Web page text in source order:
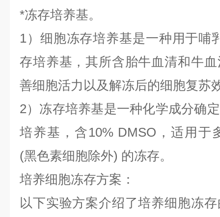
*冻存培养基。
1）细胞冻存培养基是一种用于哺
存培养基，其所含胎牛血清和牛
善细胞活力以及解冻后的细胞复苏
2）冻存培养基是一种化学成分确
培养基，含10% DMSO，适用于
(黑色素细胞除外) 的冻存。
培养细胞冻存方案：
以下实验方案介绍了培养细胞冻